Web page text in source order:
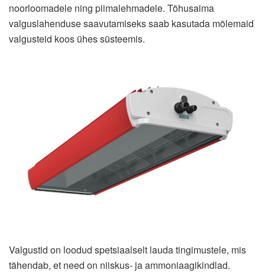
noorloomadele ning piimalehmadele. Tõhusaima
valguslahenduse saavutamiseks saab kasutada mõlemaid
valgusteid koos ühes süsteemis.
Valgustid on loodud spetsiaalselt lauda tingimustele, mis
tähendab, et need on niiskus- ja ammoniaagikindlad.